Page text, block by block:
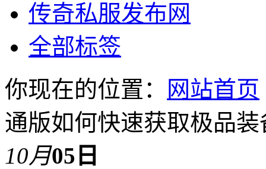
传奇私服发布网
全部标签
你现在的位置：
网站首页
通版如何快速获取极品
10月05日